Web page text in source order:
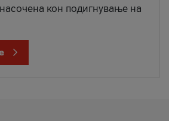
насочена кон подигнување на